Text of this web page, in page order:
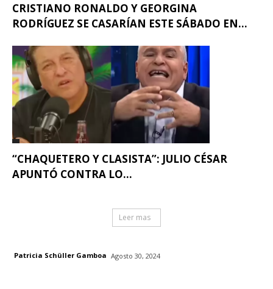
CRISTIANO RONALDO Y GEORGINA
RODRÍGUEZ SE CASARÍAN ESTE SÁBADO EN...
“CHAQUETERO Y CLASISTA”: JULIO CÉSAR
APUNTÓ CONTRA LO...
Leer mas
Patricia Schüller Gamboa Agosto 30, 2024